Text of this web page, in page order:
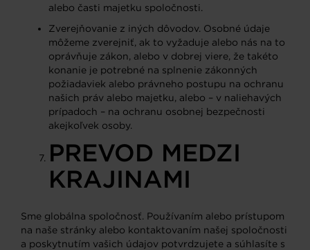
alebo časti majetku spoločnosti.
Zverejňovanie z iných dôvodov. Osobné údaje
môžeme zverejniť, ak to vyžaduje alebo nás na to
oprávňuje zákon, alebo v dobrej viere, že takéto
konanie je potrebné na splnenie zákonných
požiadaviek alebo právneho postupu na ochranu
našich práv alebo majetku, alebo – v naliehavých
prípadoch – na ochranu osobnej bezpečnosti
akejkoľvek osoby.
PREVOD MEDZI
KRAJINAMI
Sme globálna spoločnosť. Používaním alebo prístupom
na naše stránky alebo kontaktovaním našej spoločnosti
a poskytnutím vašich údajov potvrdzujete a súhlasíte s